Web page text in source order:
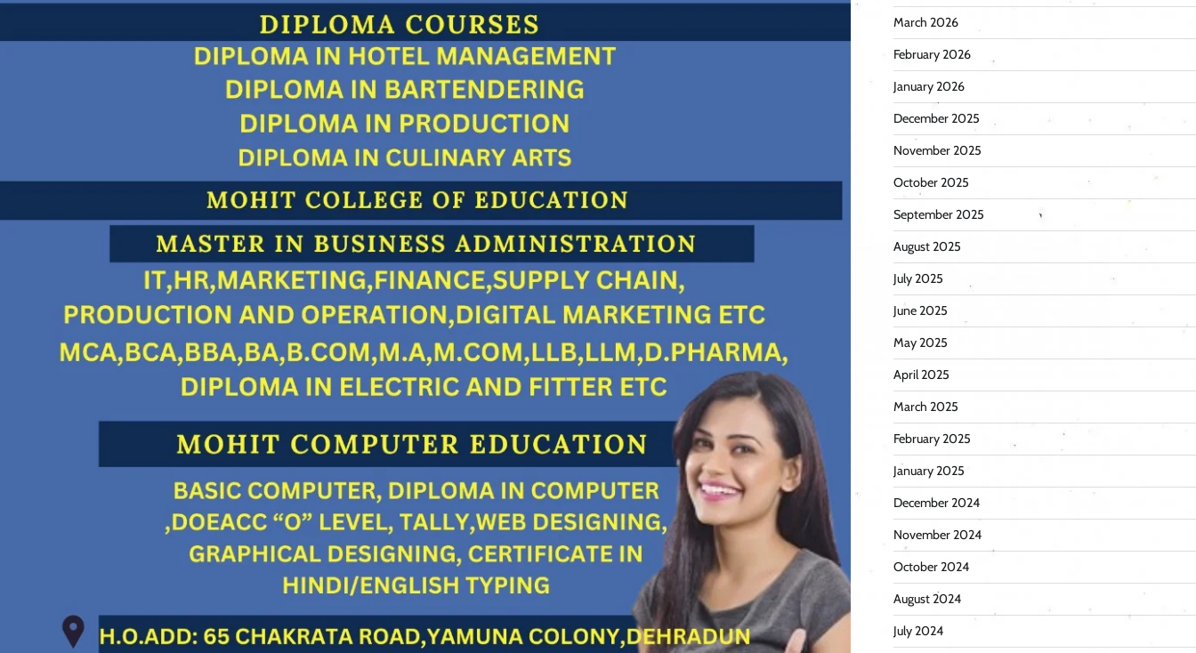
March 2026
February 2026
January 2026
December 2025
November 2025
October 2025
September 2025
August 2025
July 2025
June 2025
May 2025
April 2025
March 2025
February 2025
January 2025
December 2024
November 2024
October 2024
August 2024
July 2024